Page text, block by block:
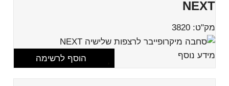
NEXT
מק"ט: 3820
מידע נוסף הוסף לרשימה